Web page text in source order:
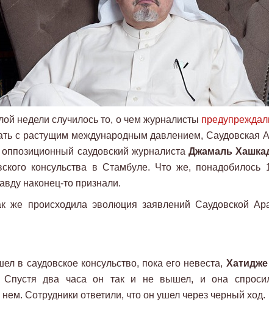
недели случилось то, о чем журналисты
с растущим международным давлением, Саудовская
оппозиционный саудовский журналистаДжамаль
консульства в Стамбуле. Что же, понадобилось
наконец-то признали.
же происходила эволюция заявлений Саудовской
в саудовское консульство, пока его невеста,
Спустя два часа он так и не вышел, и она
нем. Сотрудники ответили, что он ушел через черный ход.